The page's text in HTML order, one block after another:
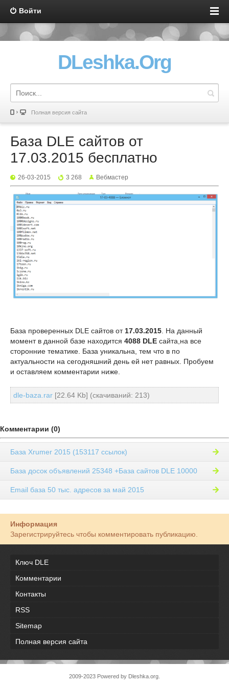
Войти
DLeshka.Org
Полная версия сайта
База DLE сайтов от
17.03.2015 бесплатно
26-03-2015 3 268 Вебмастер
База проверенных DLE сайтов от17.03.2015. На данный
момент в данной базе находится 4088 DLE сайта,на все
сторонние тематике. База уникальна, тем что в по
актуальности на сегодняшний день ей нет равных. Пробуем
и оставляем комментарии ниже.
dle-baza.rar [22.64 Kb] (cкачиваний: 213)
Комментарии (0)
База Xrumer 2015 (153117 ссылок)
База досок объявлений 25348 +База сайтов DLE 10000
Email база 50 тыс. адресов за май 2015
Информация
Зарегистрируйтесь чтобы комментировать публикацию.
Ключ DLE
Комментарии
Контакты
RSS
Sitemap
Полная версия сайта
2009-2023 Powered by Dleshka.org.